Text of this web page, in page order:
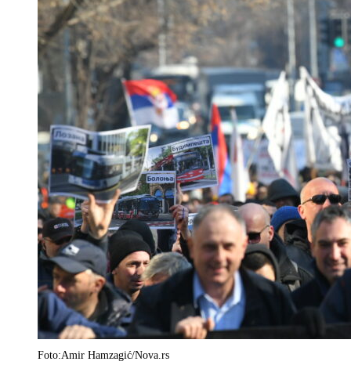
Foto:Amir Hamzagić/Nova.rs